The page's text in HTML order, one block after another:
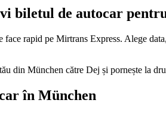
biletul de autocar
face rapid pe Mirtrans Express. Alege
din München către Dej și pornește la
în München